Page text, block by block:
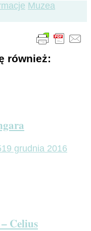
Muzea
również:
19 grudnia 2016
Celius